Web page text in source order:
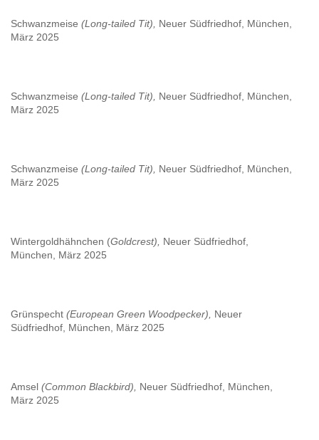
Schwanzmeise (Long-tailed Tit), Neuer Südfriedhof, München,
März 2025
Schwanzmeise (Long-tailed Tit), Neuer Südfriedhof, München,
März 2025
Schwanzmeise (Long-tailed Tit), Neuer Südfriedhof, München,
März 2025
Wintergoldhähnchen (Goldcrest), Neuer Südfriedhof,
München, März 2025
Grünspecht (European Green Woodpecker),
Neuer
Südfriedhof, München, März 2025
Amsel (Common Blackbird),
Neuer Südfriedhof, München,
März 2025